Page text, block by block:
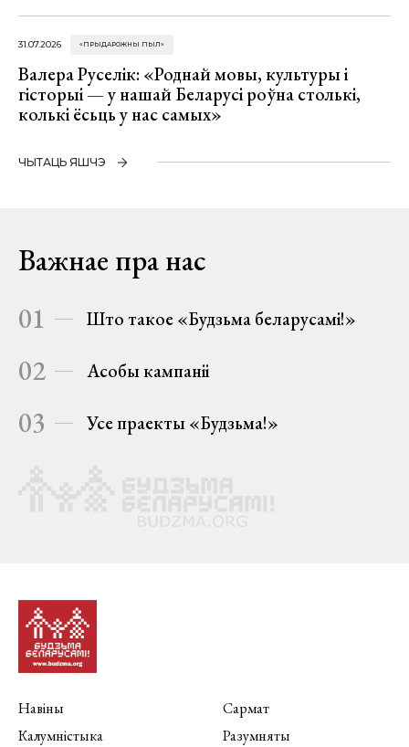
31.07.2026 «ПРЫДАРОЖНЫ ПЫЛ»
Валера Руселік: «Роднай мовы, культуры і
гісторыі — у нашай Беларусі роўна столькі,
колькі ёсьць у нас самых»
ЧЫТАЦЬ ЯШЧЭ
Важнае пра нас
01 Што такое «Будзьма беларусамі!»
02 Асобы кампаніі
03 Усе праекты «Будзьма!»
Навіны
Калумністыка
Сармат
Разумняты